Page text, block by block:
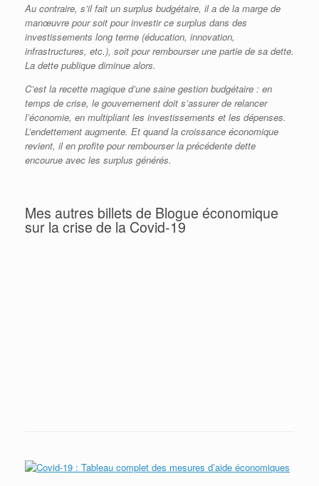
Au contraire, s’il fait un surplus budgétaire, il a de la marge de
manœuvre pour soit pour investir ce surplus dans des
investissements long terme (éducation, innovation,
infrastructures, etc.), soit pour rembourser une partie de sa dette.
La dette publique diminue alors.
C’est la recette magique d’une saine gestion budgétaire : en
temps de crise, le gouvernement doit s’assurer de relancer
l’économie, en multipliant les investissements et les dépenses.
L’endettement augmente. Et quand la croissance économique
revient, il en profite pour rembourser la précédente dette
encourue avec les surplus générés.
Mes autres billets de Blogue économique
sur la crise de la Covid-19